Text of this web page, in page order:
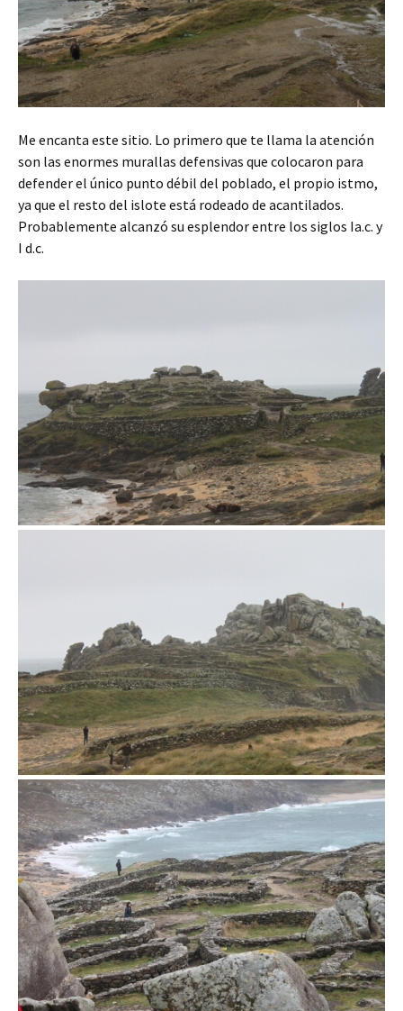
Me encanta este sitio. Lo primero que te llama la atención
son las enormes murallas defensivas que colocaron para
defender el único punto débil del poblado, el propio istmo,
ya que el resto del islote está rodeado de acantilados.
Probablemente alcanzó su esplendor entre los siglos Ia.c. y
I d.c.